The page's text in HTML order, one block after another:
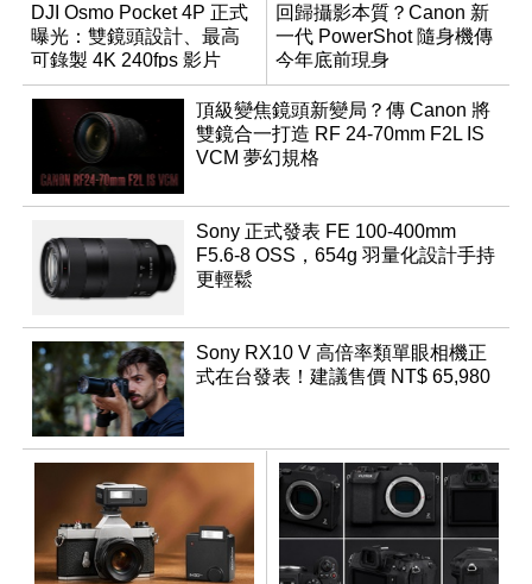
DJI Osmo Pocket 4P 正式
曝光：雙鏡頭設計、最高
可錄製 4K 240fps 影片
回歸攝影本質？Canon 新
一代 PowerShot 隨身機傳
今年底前現身
頂級變焦鏡頭新變局？傳 Canon 將
雙鏡合一打造 RF 24-70mm F2L IS
VCM 夢幻規格
Sony 正式發表 FE 100-400mm
F5.6-8 OSS，654g 羽量化設計手持
更輕鬆
Sony RX10 V 高倍率類單眼相機正
式在台發表！建議售價 NT$ 65,980